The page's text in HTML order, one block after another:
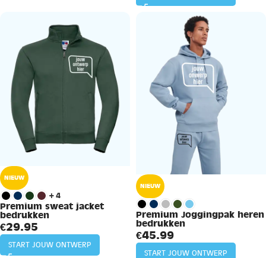
NIEUW
+4
Premium sweat jacket
bedrukken
€29.95
START JOUW ONTWERP
NIEUW
Premium Joggingpak heren
bedrukken
€45.99
START JOUW ONTWERP